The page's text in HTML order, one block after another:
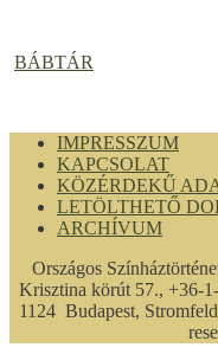
BÁBTÁR
IMPRESSZUM
KAPCSOLAT
KÖZÉRDEKŰ
LETÖLTHETŐ
ARCHÍVUM
Országos
Krisztina körút 57., +36-
1124 Budapest,